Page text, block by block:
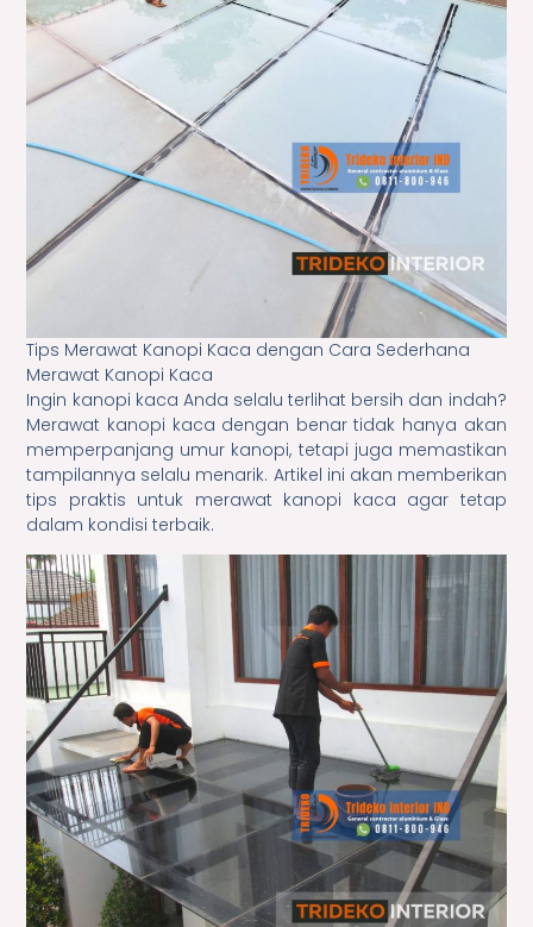
Tips Merawat Kanopi Kaca dengan Cara Sederhana
Merawat Kanopi Kaca
Ingin kanopi kaca Anda selalu terlihat bersih dan indah?
Merawat kanopi kaca dengan benar tidak hanya akan
memperpanjang umur kanopi, tetapi juga memastikan
tampilannya selalu menarik. Artikel ini akan memberikan
tips praktis untuk merawat kanopi kaca agar tetap
dalam kondisi terbaik.